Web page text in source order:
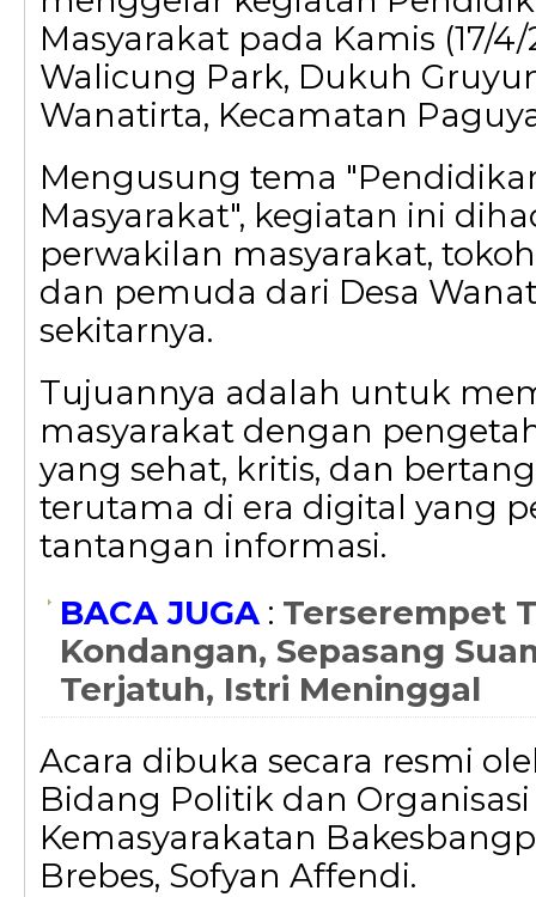
Masyarakat pada Kamis (17/4/
Walicung Park, Dukuh
Wanatirta, Kecamatan
Mengusung tema
Masyarakat", kegiatan ini
perwakilan masyarakat,
dan pemuda dari Desa
sekitarnya.
Tujuannya adalah untuk
masyarakat dengan
yang sehat, kritis, dan
terutama di era digital yang
tantangan informasi.
BACA JUGA: Terserempet
Kondangan, Sepasang
Terjatuh, Istri Meninggal
Acara dibuka secara resmi
Bidang Politik dan Organisasi
Kemasyarakatan
Brebes, Sofyan Affendi.